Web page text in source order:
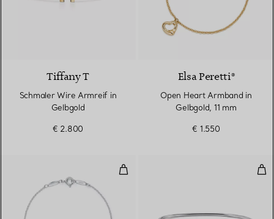
Tiffany T
Schmaler Wire Armreif in
Gelbgold
€ 2.800
Elsa Peretti®
Open Heart Armband in
Gelbgold, 11 mm
€ 1.550
Diamonds by the Yard®